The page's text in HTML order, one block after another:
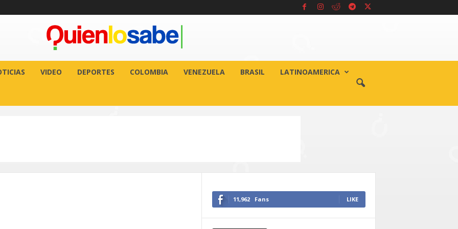
VIDEO DEPORTES COLOMBIA VENEZUELA BRASIL LATINOAMERICA
11,962 Fans LIKE